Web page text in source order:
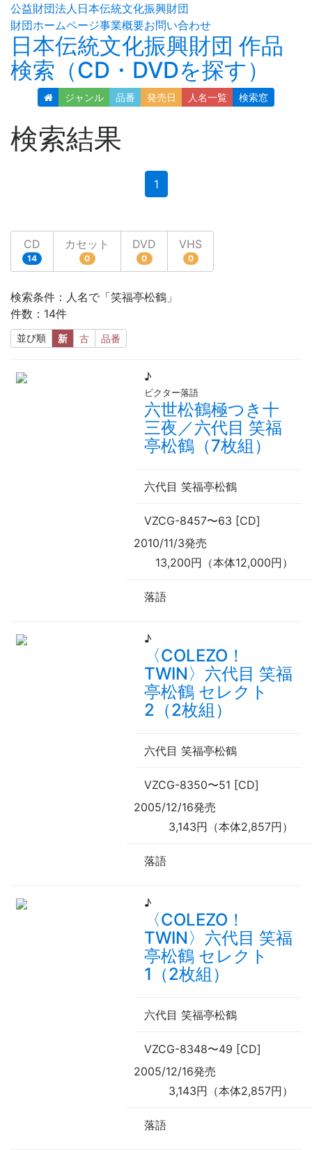
公益財団法人日本伝統文化振興財団
財団ホームページ事業概要お問い合わせ
日本伝統文化振興財団 作品
検索（CD・DVDを探す）
ジャンル 品番 発売日 人名一覧 検索窓
検索結果
1(current)
CD
14
カセット
0
DVD
0
VHS
0
検索条件：人名で「笑福亭松鶴」
件数：14件
並び順 新 古 品番
♪
ビクター落語
六世松鶴極つき十
三夜／六代目 笑福
亭松鶴（7枚組）
六代目 笑福亭松鶴
VZCG-8457〜63 [CD]
2010/11/3発売
13,200円（本体12,000円）
落語
♪
〈COLEZO！
TWIN〉六代目 笑福
亭松鶴 セレクト
2（2枚組）
六代目 笑福亭松鶴
VZCG-8350〜51 [CD]
2005/12/16発売
3,143円（本体2,857円）
落語
♪
〈COLEZO！
TWIN〉六代目 笑福
亭松鶴 セレクト
1（2枚組）
六代目 笑福亭松鶴
VZCG-8348〜49 [CD]
2005/12/16発売
3,143円（本体2,857円）
落語